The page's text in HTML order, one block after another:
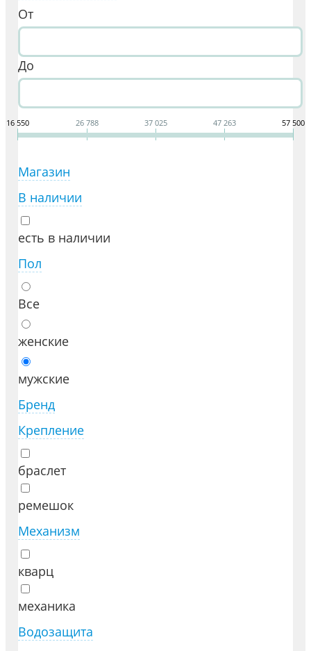
От
До
16 550 26 788 37 025 47 263 57 500
Магазин
В наличии
есть в наличии
Пол
Все
женские
мужские
Бренд
Крепление
браслет
ремешок
Механизм
кварц
механика
Водозащита